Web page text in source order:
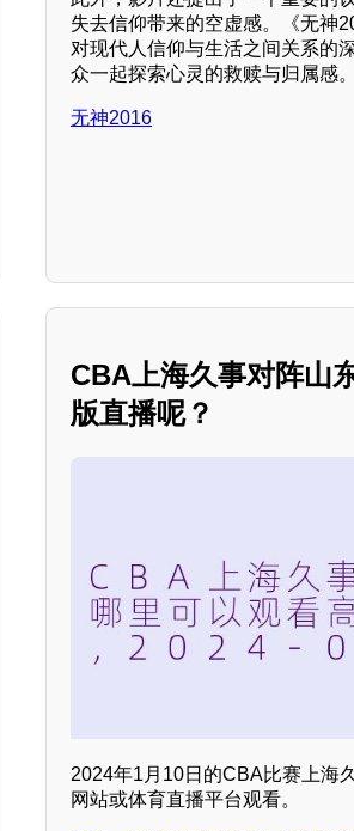
失去信仰带来的空虚感。《无神
对现代人信仰与生活之间关系的
众一起探索心灵的救赎与归属感。
无神2016
CBA上海久事对阵山
版直播呢？
2024年1月10日的CBA比赛上海
网站或体育直播平台观看。